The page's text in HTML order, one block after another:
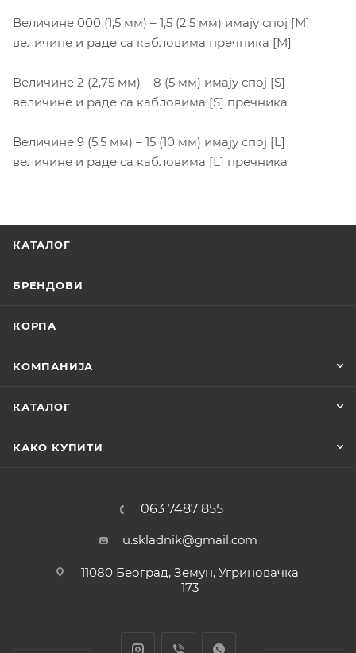
Величине 000 (1,5 мм) – 1,5 (2,5 мм) имају спој [М]
величине и раде са кабловима пречника [М]
Величине 2 (2,75 мм) – 8 (5 мм) имају спој [S]
величине и раде са кабловима [S] пречника
Величине 9 (5,5 мм) – 15 (10 мм) имају спој [L]
величине и раде са кабловима [L] пречника
КАТАЛОГ
БРЕНДОВИ
КОРПА
КОМПАНИЈА
КАТАЛОГ
КАКО КУПИТИ
063 7487 855
u.skladnik@gmail.com
11080 Београд, Земун, Угриновачка
173